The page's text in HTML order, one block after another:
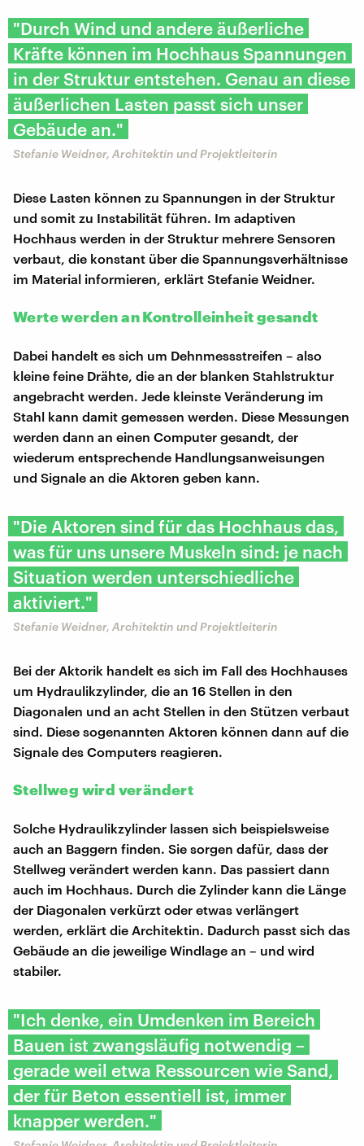
"Durch Wind und andere äußerliche
Kräfte können im Hochhaus Spannungen
in der Struktur entstehen. Genau an diese
äußerlichen Lasten passt sich unser
Gebäude an."
Stefanie Weidner, Architektin und Projektleiterin
Diese Lasten können zu Spannungen in der Struktur
und somit zu Instabilität führen. Im adaptiven
Hochhaus werden in der Struktur mehrere Sensoren
verbaut, die konstant über die Spannungsverhältnisse
im Material informieren, erklärt Stefanie Weidner.
Werte werden an Kontrolleinheit gesandt
Dabei handelt es sich um Dehnmessstreifen – also
kleine feine Drähte, die an der blanken Stahlstruktur
angebracht werden. Jede kleinste Veränderung im
Stahl kann damit gemessen werden. Diese Messungen
werden dann an einen Computer gesandt, der
wiederum entsprechende Handlungsanweisungen
und Signale an die Aktoren geben kann.
"Die Aktoren sind für das Hochhaus das,
was für uns unsere Muskeln sind: je nach
Situation werden unterschiedliche
aktiviert."
Stefanie Weidner, Architektin und Projektleiterin
Bei der Aktorik handelt es sich im Fall des Hochhauses
um Hydraulikzylinder, die an 16 Stellen in den
Diagonalen und an acht Stellen in den Stützen verbaut
sind. Diese sogenannten Aktoren können dann auf die
Signale des Computers reagieren.
Stellweg wird verändert
Solche Hydraulikzylinder lassen sich beispielsweise
auch an Baggern finden. Sie sorgen dafür, dass der
Stellweg verändert werden kann. Das passiert dann
auch im Hochhaus. Durch die Zylinder kann die Länge
der Diagonalen verkürzt oder etwas verlängert
werden, erklärt die Architektin. Dadurch passt sich das
Gebäude an die jeweilige Windlage an – und wird
stabiler.
"Ich denke, ein Umdenken im Bereich
Bauen ist zwangsläufig notwendig –
gerade weil etwa Ressourcen wie Sand,
der für Beton essentiell ist, immer
knapper werden."